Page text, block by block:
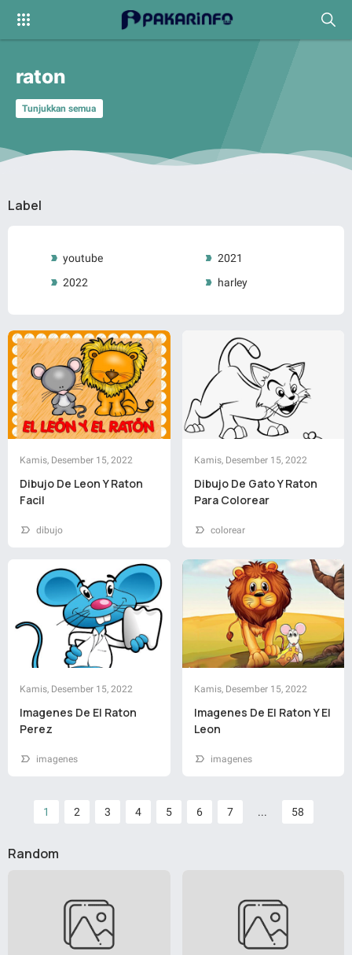
raton
Tunjukkan semua
Label
youtube
2021
2022
harley
Kamis, Desember 15, 2022
Dibujo De Leon Y Raton
Facil
dibujo
Kamis, Desember 15, 2022
Dibujo De Gato Y Raton
Para Colorear
colorear
Kamis, Desember 15, 2022
Imagenes De El Raton
Perez
imagenes
Kamis, Desember 15, 2022
Imagenes De El Raton Y El
Leon
imagenes
1 2 3 4 5 6 7 ... 58
Random